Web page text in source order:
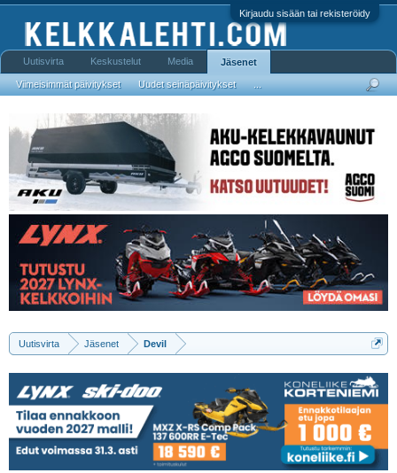
Kirjaudu sisään tai rekisteröidy
Uutisvirta Jäsenet Devil
Uutisvirta Keskustelut Media Jäsenet
Viimeisimmät päivitykset Uudet seinäpäivitykset